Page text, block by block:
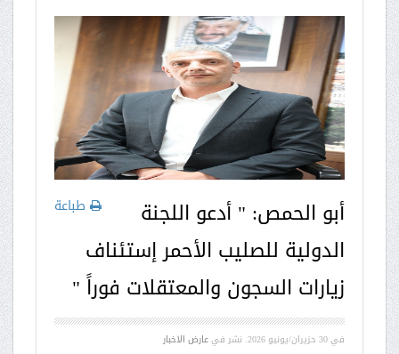
طباعة
أبو الحمص: " أدعو اللجنة
الدولية للصليب الأحمر إستئناف
زيارات السجون والمعتقلات فوراً "
في30 حزيران/يونيو 2026 . نشر فيعارض الاخبار